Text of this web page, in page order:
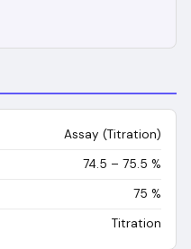
Assay (Titration)
74.5 – 75.5 %
75 %
Titration